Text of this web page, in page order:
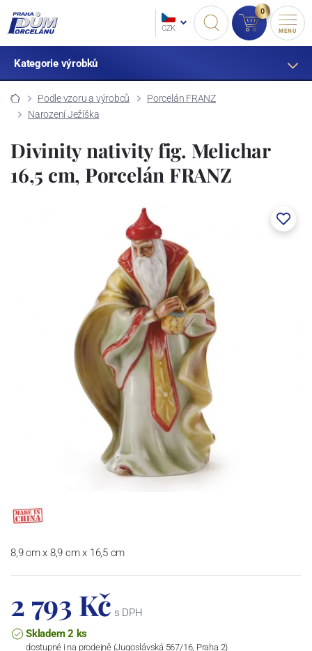
CZK
0
MENU
Kategorie výrobků
Podle vzoru a výrobců
Porcelán FRANZ
Narození Ježíška
Divinity nativity fig. Melichar
16,5 cm, Porcelán FRANZ
8,9 cm x 8,9 cm x 16,5 cm
2 793 Kč s DPH
Skladem 2 ks
dostupné i na prodejně (Jugoslávská 567/16, Praha 2)